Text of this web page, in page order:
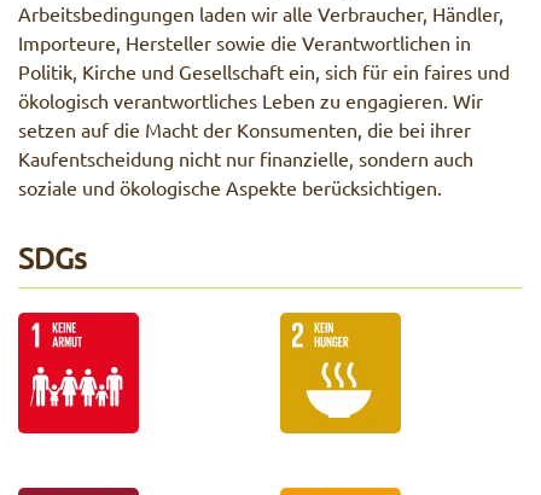
Arbeitsbedingungen laden wir alle Verbraucher, Händler,
Importeure, Hersteller sowie die Verantwortlichen in
Politik, Kirche und Gesellschaft ein, sich für ein faires und
ökologisch verantwortliches Leben zu engagieren. Wir
setzen auf die Macht der Konsumenten, die bei ihrer
Kaufentscheidung nicht nur finanzielle, sondern auch
soziale und ökologische Aspekte berücksichtigen.
SDGs